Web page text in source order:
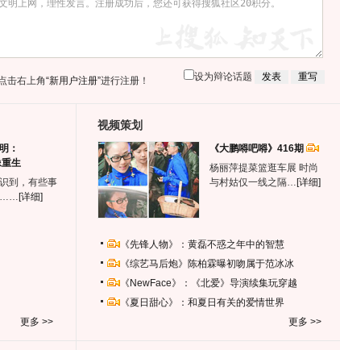
击右上角“新用户注册”进行注册！ 设为辩论话题
：
生
到，有些事
…… [详细]
更多 >>
视频策划
《大鹏嘚吧嘚》416期
杨丽萍提菜篮逛车展 时尚
与村姑仅一线之隔… [详细]
《先锋人物》：黄磊不惑之年中的智慧
《综艺马后炮》陈柏霖曝初吻属于范冰冰
《NewFace》：《北爱》导演续集玩穿越
《夏日甜心》：和夏日有关的爱情世界
更多 >>